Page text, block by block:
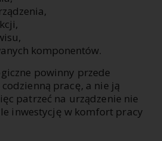
komponentów.
powinny przede
pracę, a nie ją
patrzeć na urządzenie nie
inwestycję w komfort pracy